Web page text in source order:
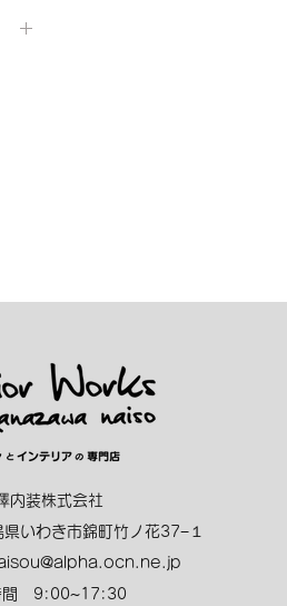
内装株式会社
いわき市錦町竹ノ花37−１
間 9:00~17:30